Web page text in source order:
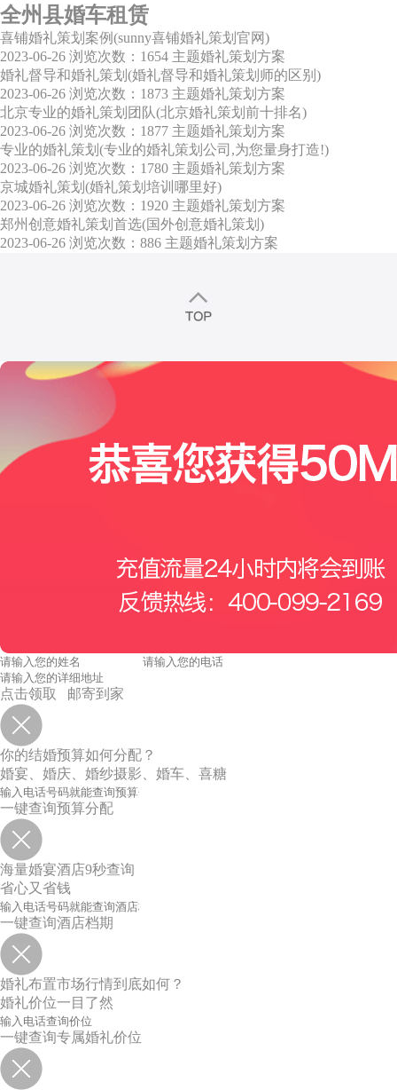
全州县婚车租赁
喜铺婚礼策划案例(sunny喜铺婚礼策划官网)
2023-06-26 浏览次数：1654 主题婚礼策划方案
婚礼督导和婚礼策划(婚礼督导和婚礼策划师的区别)
2023-06-26 浏览次数：1873 主题婚礼策划方案
北京专业的婚礼策划团队(北京婚礼策划前十排名)
2023-06-26 浏览次数：1877 主题婚礼策划方案
专业的婚礼策划(专业的婚礼策划公司,为您量身打造!)
2023-06-26 浏览次数：1780 主题婚礼策划方案
京城婚礼策划(婚礼策划培训哪里好)
2023-06-26 浏览次数：1920 主题婚礼策划方案
郑州创意婚礼策划首选(国外创意婚礼策划)
2023-06-26 浏览次数：886 主题婚礼策划方案
点击领取 邮寄到家
你的结婚预算如何分配？
婚宴、婚庆、婚纱摄影、婚车、喜糖
一键查询预算分配
海量婚宴酒店9秒查询
省心又省钱
一键查询酒店档期
婚礼布置市场行情到底如何？
婚礼价位一目了然
一键查询专属婚礼价位